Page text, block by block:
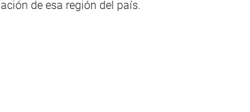
de esa región del país.